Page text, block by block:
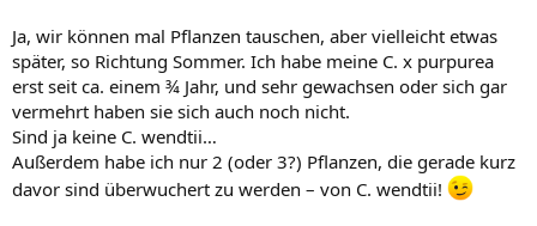
dahinraffte.
Ach ja, C. cordata mit seinen Formen ist vom Wachstum her so
ziemlich das Gegenteil von C. wendtii, auch wenn es sicher noch
Steigerungen gibt – vor allem von Arten die nicht wirklich für eine
submerse Kultur geeignet sind.
Aber jetzt:
Gute Nacht
Ja, wir können mal Pflanzen tauschen, aber vielleicht etwas
später, so Richtung Sommer. Ich habe meine C. x purpurea
erst seit ca. einem ¾ Jahr, und sehr gewachsen oder sich gar
vermehrt haben sie sich auch noch nicht.
Sind ja keine C. wendtii…
Außerdem habe ich nur 2 (oder 3?) Pflanzen, die gerade kurz
davor sind überwuchert zu werden – von C. wendtii!